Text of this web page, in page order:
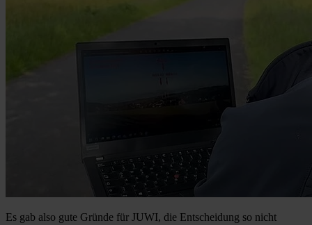
Es gab also gute Gründe für JUWI, die Entscheidung so nicht